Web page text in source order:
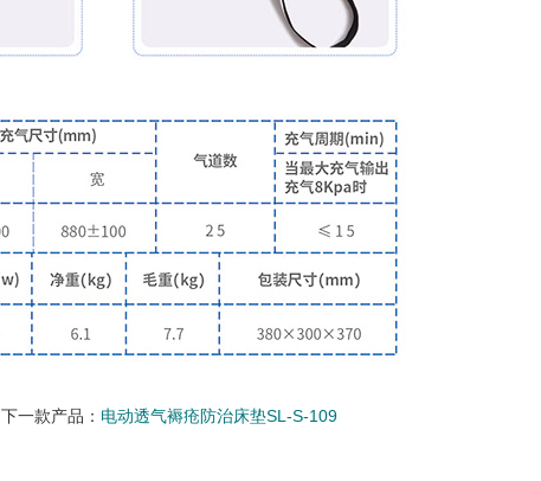
下一款产品： 电动透气褥疮防治床垫SL-S-109